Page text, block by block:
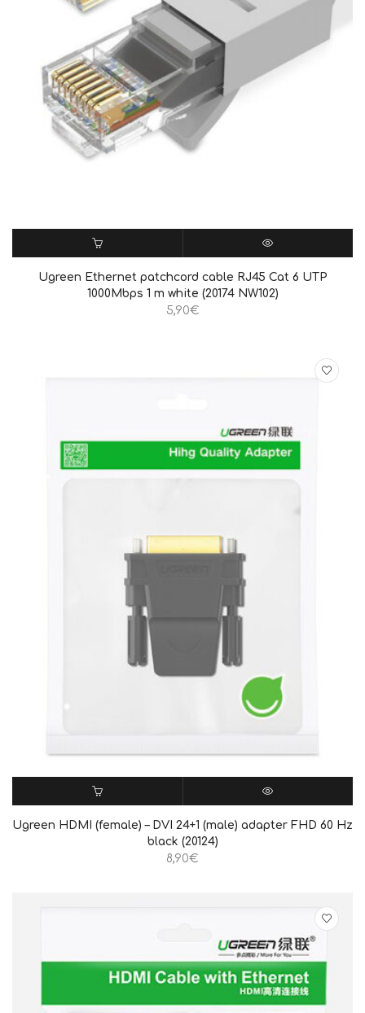
ΠΡΟΣΘΉΚΗ ΣΤΟ ΚΑΛΆΘΙ QUICK VIEW
Ugreen Ethernet patchcord cable RJ45 Cat 6 UTP
1000Mbps 1 m white (20174 NW102)
5,90€
ΠΡΟΣΘΉΚΗ ΣΤΟ ΚΑΛΆΘΙ QUICK VIEW
Ugreen HDMI (female) – DVI 24+1 (male) adapter FHD 60 Hz
black (20124)
8,90€